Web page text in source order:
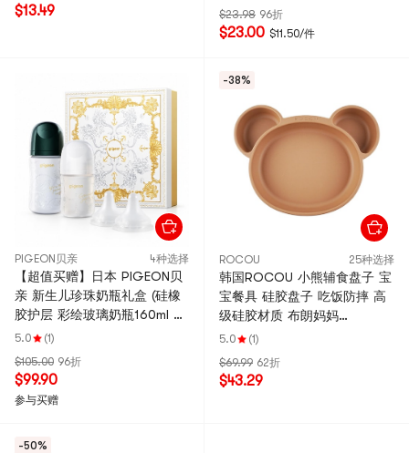
$13.49
$23.98 96折
$23.00 $11.50/件
PIGEON贝亲 4种选择
【超值买赠】日本 PIGEON贝
亲 新生儿珍珠奶瓶礼盒 (硅橡
胶护层 彩绘玻璃奶瓶160ml &
240ml; S & L号奶嘴)
5.0
(1)
$105.00 96折
$99.90
参与买赠
-38%
ROCOU 25种选择
韩国ROCOU 小熊辅食盘子 宝
宝餐具 硅胶盘子 吃饭防摔 高
级硅胶材质 布朗妈妈
21.3*21.5*3.4cm
5.0
(1)
$69.99 62折
$43.29
-50%